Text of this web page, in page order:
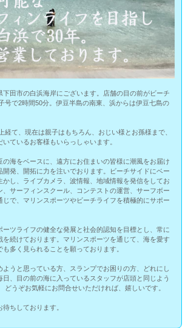
下田市の白浜海岸にございます。店舗の目の前がビーチ
号で2時間50分。伊豆半島の南東、浜からは伊豆七島の
経て、現在は親子はもちろん、おじい様とお孫様まで、
ているお客様もいらっしゃいます。
の海をベースに、遠方にお住まいの皆様に潮風をお届け
開発、開拓に力を注いでおります。ビーチサイドにベー
かし、ライブカメラ、波情報、地域情報を発信をしてお
、サーフィンスクール、コンテストの運営、サーフボー
じで、マリンスポーツやビーチライフを積極的にサポー
ーツライフの健全な発展と社会的認知を目標とし、常に
を続けております。マリンスポーツを通じて、海を愛す
多く見られることを願っております。
ようと思っている方、スランプでお困りの方、どれにし
日、目の前の海に入っているスタッフが店頭と同じよう
どうぞお気軽にお問合せいただければ、嬉しいです。
ちしております。